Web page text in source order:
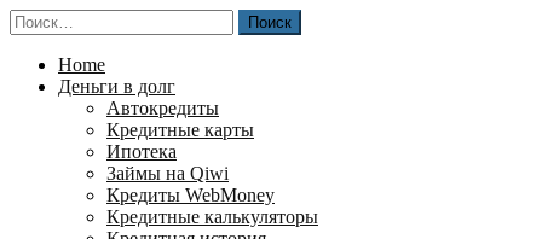
Перейти
к
содержимому
Найти:
Home
Деньги в долг
Автокредиты
Кредитные карты
Ипотека
Займы на Qiwi
Кредиты WebMoney
Кредитные калькуляторы